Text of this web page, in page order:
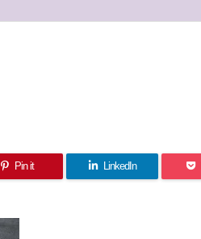
Pin it LinkedIn